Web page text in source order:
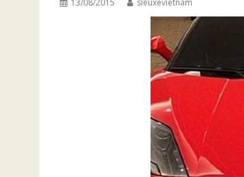
13/08/2015 sieuxevietnam